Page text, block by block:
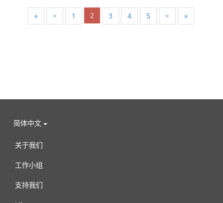
« < 1 2 3 4 5 > »
简体中文
关于我们
工作小组
支持我们